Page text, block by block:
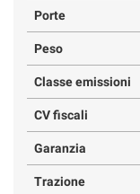
Porte
Peso
Classe emissioni
CV fiscali
Garanzia
Trazione